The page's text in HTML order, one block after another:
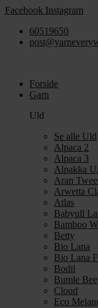
Videre
indhold
Facebook Instagram
60519650
Forside
Garn
Uld
Se alle Uld
Alpaca 2
Alpaca 3
Alpakka
Aran
Arwetta
Atlas
Babyull
Bamboo
Betty
Bio Lana
Bio Lana
Bodil
Bumle Bee
Cloud
Eco